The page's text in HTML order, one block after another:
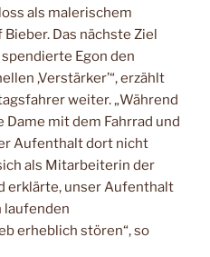
als malerischem
Das nächste Ziel
Egon den
,Verstärker’“, erzählt
weiter. „Während
mit dem Fahrrad und
Aufenthalt dort nicht
als Mitarbeiterin der
erklärte, unser Aufenthalt
laufenden
erheblich stören“, so